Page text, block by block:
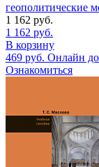
геополитические
1 162 руб.
1 162 руб.
В корзину
469 руб. Онлайн
Ознакомиться